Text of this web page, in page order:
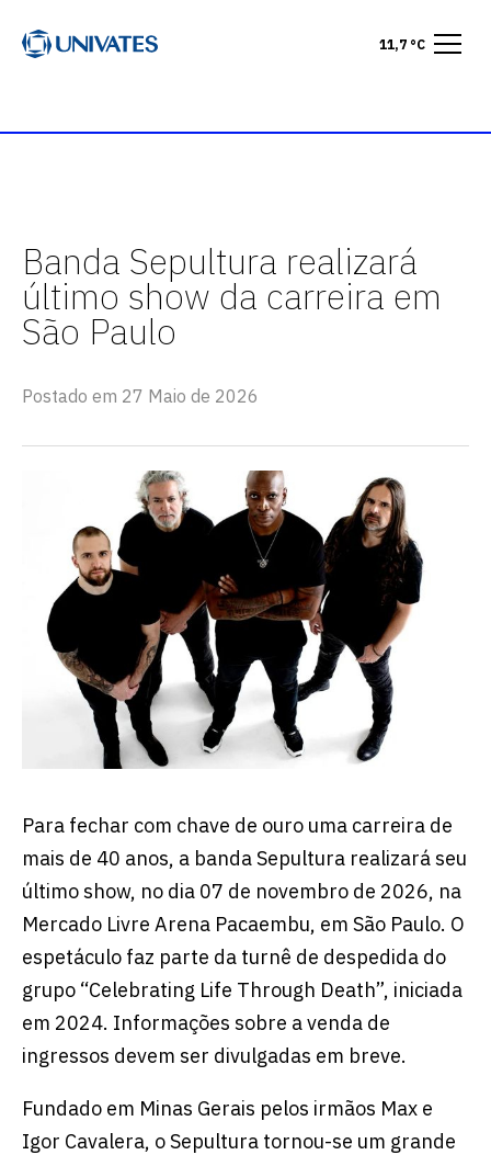
11,7 °C
Banda Sepultura realizará
último show da carreira em
São Paulo
Postado em 27 Maio de 2026
Para fechar com chave de ouro uma carreira de
mais de 40 anos, a banda Sepultura realizará seu
último show, no dia 07 de novembro de 2026, na
Mercado Livre Arena Pacaembu, em São Paulo. O
espetáculo faz parte da turnê de despedida do
grupo “Celebrating Life Through Death”, iniciada
em 2024. Informações sobre a venda de
ingressos devem ser divulgadas em breve.
Fundado em Minas Gerais pelos irmãos Max e
Igor Cavalera, o Sepultura tornou-se um grande